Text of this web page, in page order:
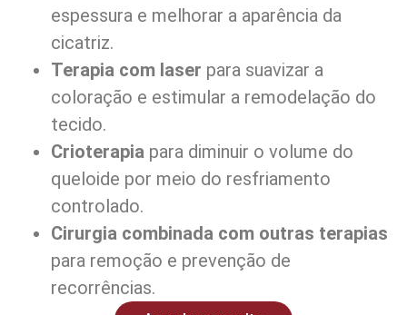
espessura e melhorar a aparência da
cicatriz.
Terapia com laser para suavizar a
coloração e estimular a remodelação do
tecido.
Crioterapia para diminuir o volume do
queloide por meio do resfriamento
controlado.
Cirurgia combinada com outras terapias
para remoção e prevenção de
recorrências.